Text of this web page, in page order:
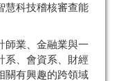
慧科技稽核審查能
師業、金融業與一
系、會資系、財經
關有興趣的跨領域